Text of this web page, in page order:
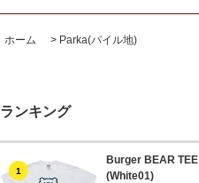
ホーム > Parka(パイル地)
ランキング
1
Burger BEAR TEE
(White01)